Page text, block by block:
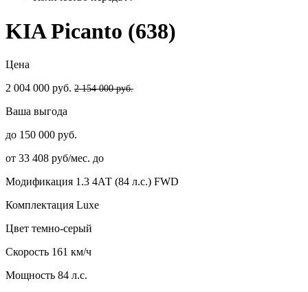
KIA Picanto (638)
Цена
2 004 000 руб. 2 154 000 руб.
Ваша выгода
до 150 000 руб.
от 33 408 руб/мес. до
Модификация 1.3 4АТ (84 л.с.) FWD
Комплектация Luxe
Цвет темно-серый
Скорость 161 км/ч
Мощность 84 л.с.